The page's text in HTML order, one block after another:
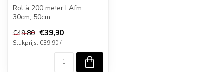
Rol à 200 meter I Afm.
30cm, 50cm
€49,80 €39,90
Stukprijs: €39,90 /